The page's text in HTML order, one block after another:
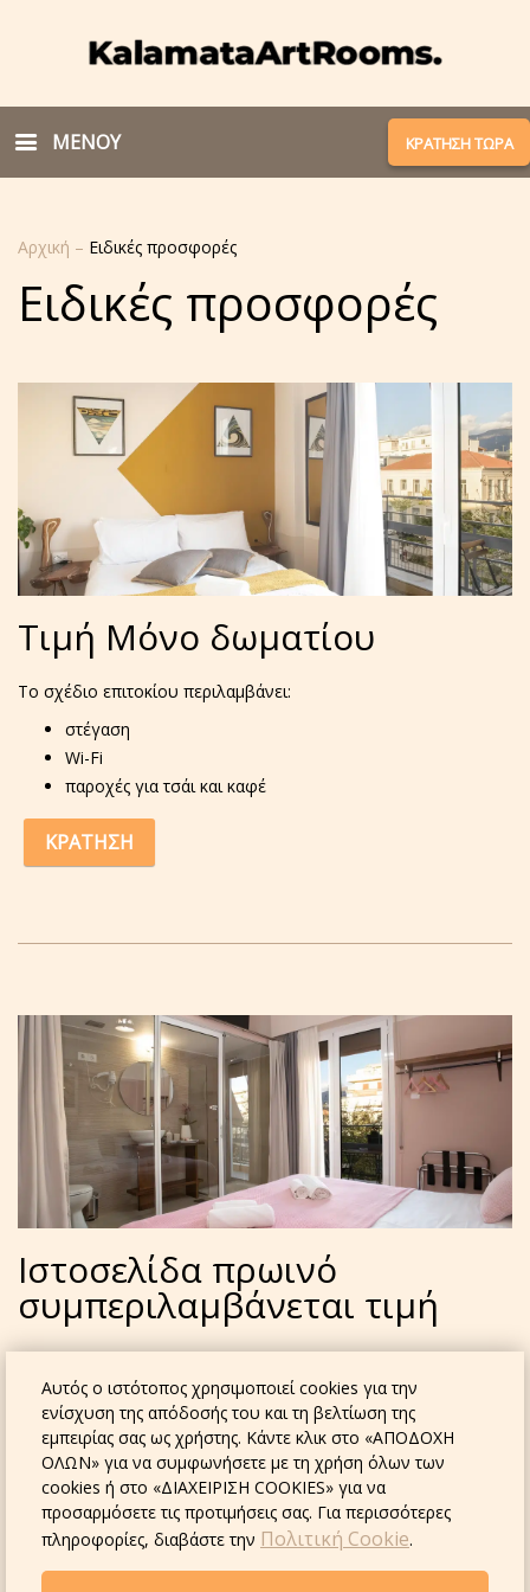
Αυτός ο ιστότοπος χρησιμοποιεί cookies για την
ενίσχυση της απόδοσής του και τη βελτίωση της
εμπειρίας σας ως χρήστης. Κάντε κλικ στο «ΑΠΟΔΟΧΗ
ΟΛΩΝ» για να συμφωνήσετε με τη χρήση όλων των
cookies ή στο «ΔΙΑΧΕΙΡΙΣΗ COOKIES» για να
προσαρμόσετε τις προτιμήσεις σας. Για περισσότερες
πληροφορίες, διαβάστε την Πολιτική Cookie.
ΜΕΝΟΥ ΚΡΑΤΗΣΗ ΤΩΡΑ
Αρχική – Ειδικές προσφορές
Ειδικές προσφορές
Τιμή Μόνο δωματίου
Το σχέδιο επιτοκίου περιλαμβάνει:
στέγαση
Wi-Fi
παροχές για τσάι και καφέ
ΚΡΑΤΗΣΗ
Ιστοσελίδα πρωινό
συμπεριλαμβάνεται τιμή
Το σχέδιο επιτοκίου περιλαμβάνει:
στέγαση
πρωινό
Wi-Fi
παροχές για τσάι και καφέ
ΚΡΑΤΗΣΗ